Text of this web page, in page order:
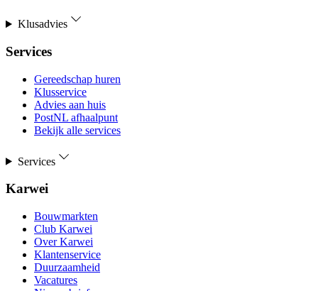
Klusadvies
Services
Gereedschap huren
Klusservice
Advies aan huis
PostNL afhaalpunt
Bekijk alle services
Services
Karwei
Bouwmarkten
Club Karwei
Over Karwei
Klantenservice
Duurzaamheid
Vacatures